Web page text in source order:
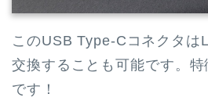
このUSB Type-Cコネクタは
交換することも可能です。特
です！